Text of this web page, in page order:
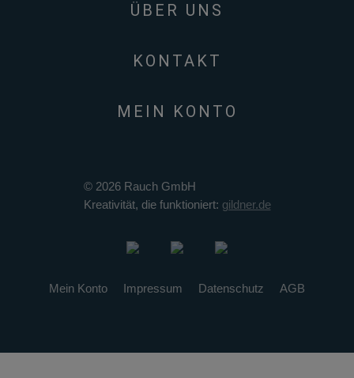
ÜBER UNS
KONTAKT
MEIN KONTO
© 2026 Rauch GmbH
Kreativität, die funktioniert: gildner.de
Mein Konto Impressum Datenschutz AGB